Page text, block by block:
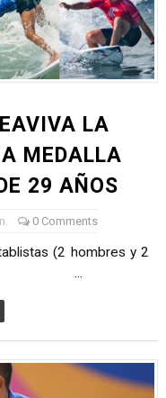
Primavera del Rally
GOLPE Y SUEÑA
MONTES, CASTRO
peruano
LA
MEDALLA
29 AÑOS
0 Comments
(2 hombres y 2
...